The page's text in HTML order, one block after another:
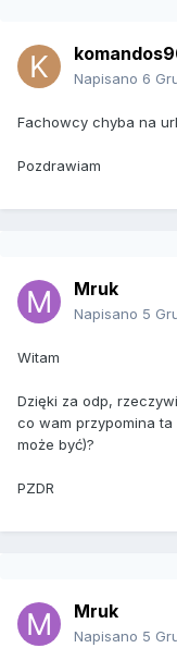
Napisano 6
Fachowcy chyba na
Pozdrawiam
Mruk
Napisano 5
Witam
Dzięki za odp,
co wam przypomina
może być)?
PZDR
Mruk
Napisano 5